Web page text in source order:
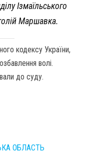
Ізмаїльського
Маршавка.
кодексу України,
волі.
до суду.
ОБЛАСТЬ